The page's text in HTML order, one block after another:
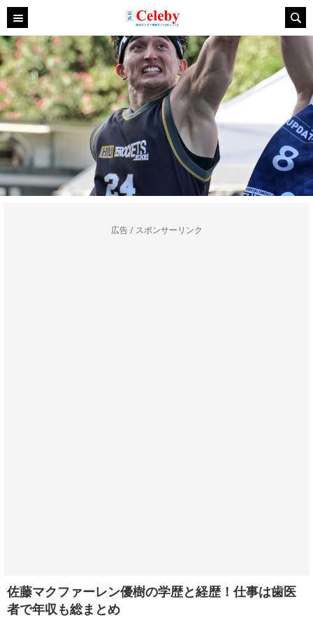
広告 / スポンサーリンク
佐藤マクファーレン優樹の学歴と経歴！仕事は歯医
者で年収も総まとめ